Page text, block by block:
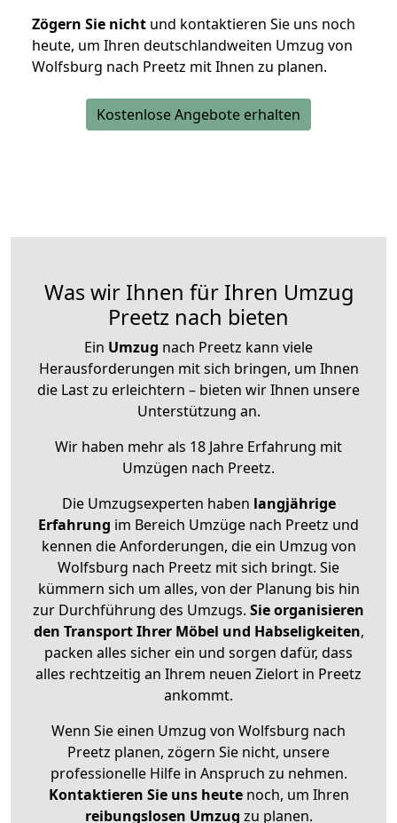
Zögern Sie nicht und kontaktieren Sie uns noch
heute, um Ihren deutschlandweiten Umzug von
Wolfsburg nach Preetz mit Ihnen zu planen.
Kostenlose Angebote erhalten
Was wir Ihnen für Ihren Umzug
Preetz nach bieten
Ein Umzug nach Preetz kann viele
Herausforderungen mit sich bringen, um Ihnen
die Last zu erleichtern – bieten wir Ihnen unsere
Unterstützung an.
Wir haben mehr als 18 Jahre Erfahrung mit
Umzügen nach Preetz.
Die Umzugsexperten haben langjährige
Erfahrung im Bereich Umzüge nach Preetz und
kennen die Anforderungen, die ein Umzug von
Wolfsburg nach Preetz mit sich bringt. Sie
kümmern sich um alles, von der Planung bis hin
zur Durchführung des Umzugs. Sie organisieren
den Transport Ihrer Möbel und Habseligkeiten,
packen alles sicher ein und sorgen dafür, dass
alles rechtzeitig an Ihrem neuen Zielort in Preetz
ankommt.
Wenn Sie einen Umzug von Wolfsburg nach
Preetz planen, zögern Sie nicht, unsere
professionelle Hilfe in Anspruch zu nehmen.
Kontaktieren Sie uns heutenoch, um Ihren
reibungslosen Umzug zu planen.